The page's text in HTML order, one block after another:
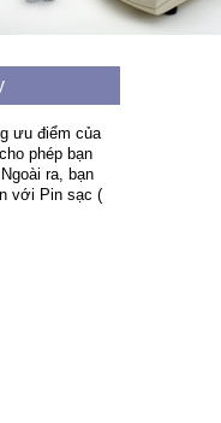
ưu điểm của
phép bạn
ra, bạn
với Pin sạc (